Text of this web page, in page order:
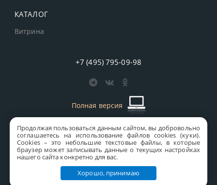
Продолжая пользоваться данным сайтом, вы добровольно
соглашаетесь на использование файлов cookies (куки).
Сookies – это небольшие текстовые файлы, в которые
браузер может записывать данные о текущих настройках
нашего сайта конкретно для вас.
Хорошо, принимаю
КАТАЛОГ
Витрина
+7 (495) 795-09-98
Полная версия
старая версия сайтаMICS
Все права защищены © 1997-2026 MICS Distribution Company
Правовая информация